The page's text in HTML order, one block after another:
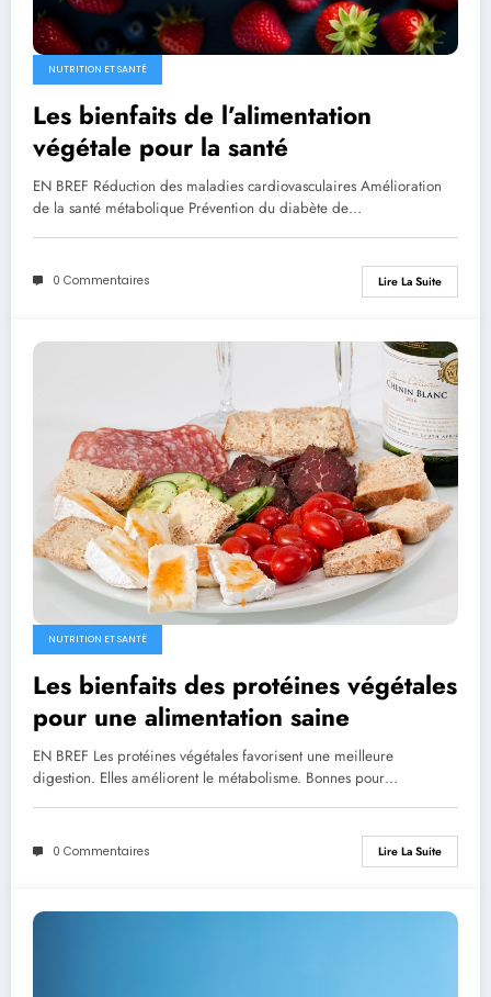
NUTRITION ET SANTÉ
Les bienfaits de l’alimentation
végétale pour la santé
EN BREF Réduction des maladies cardiovasculaires Amélioration
de la santé métabolique Prévention du diabète de…
0 Commentaires Lire La Suite
NUTRITION ET SANTÉ
Les bienfaits des protéines végétales
pour une alimentation saine
EN BREF Les protéines végétales favorisent une meilleure
digestion. Elles améliorent le métabolisme. Bonnes pour…
0 Commentaires Lire La Suite